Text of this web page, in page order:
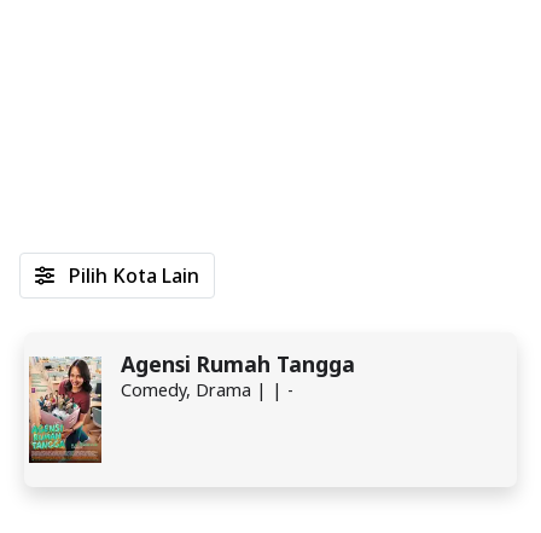
Agensi Rumah Tangga
Comedy, Drama | | -
Pilih Kota Lain